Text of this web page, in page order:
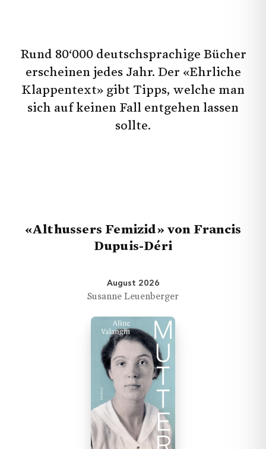
Rund 80‘000 deutschsprachige Bücher
erscheinen jedes Jahr. Der «Ehrliche
Klappentext» gibt Tipps, welche man
sich auf keinen Fall entgehen lassen
sollte.
«Althussers Femizid» von Francis
Dupuis-Déri
August 2026
Susanne Leuenberger
Schliessen Jetzt Senden
Hiermit gebe ich brefmagazin.ch die Erlaubnis,
meine Daten aus diesem Formular zu nutzen.
Jetzt abonnieren